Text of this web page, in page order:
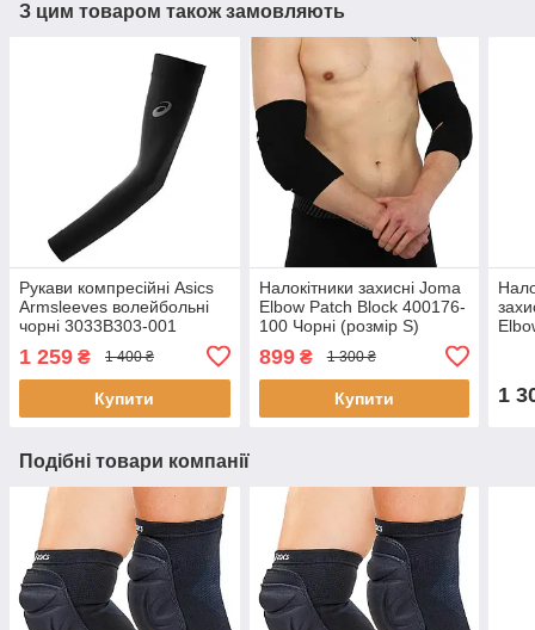
З цим товаром також замовляють
Рукави компресійні Asics
Armsleeves волейбольні
чорні 3033B303-001
1 259 ₴ 1 400 ₴
Купити
Налокітники захисні Joma
Elbow Patch Block 400176-
100 Чорні (розмір S)
899₴ 1 300 ₴
Купити 1
Подібні товари компанії